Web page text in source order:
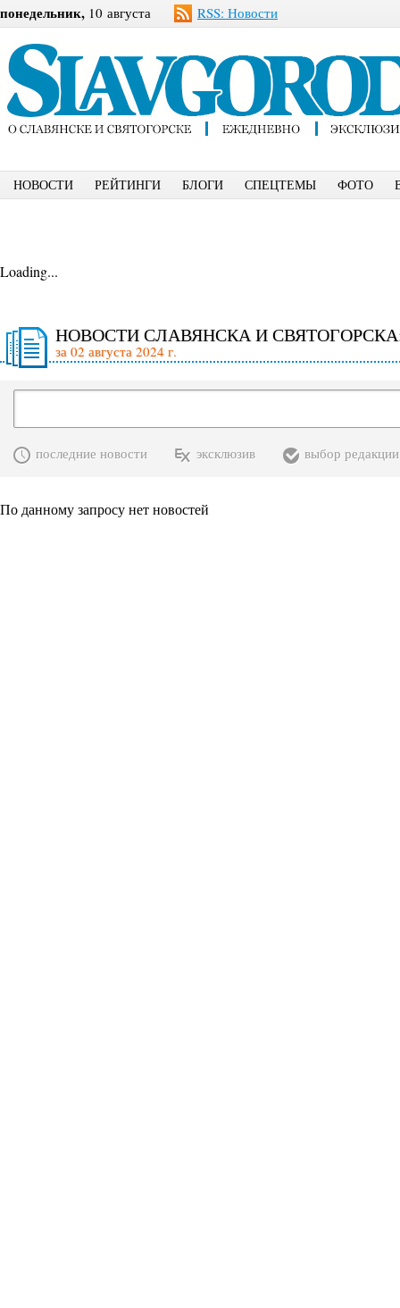
понедельник, 10 августа RSS: Новости
НОВОСТИ РЕЙТИНГИ БЛОГИ СПЕЦТЕМЫ ФОТО
Loading...
НОВОСТИ СЛАВЯНСКА И
за 02 августа 2024 г.
последние новости эксклюзив выбор редакции
По данному запросу нет новостей